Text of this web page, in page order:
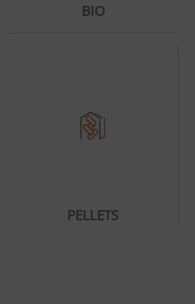
BIO
PELLETS